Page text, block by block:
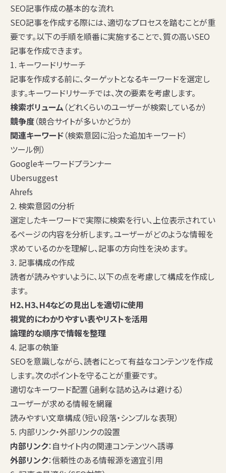
SEO記事作成の基本的な流れ
SEO記事を作成する際には、適切なプロセスを踏むことが重
要です。以下の手順を順番に実施することで、質の高いSEO
記事を作成できます。
1. キーワードリサーチ
記事を作成する前に、ターゲットとなるキーワードを選定し
ます。キーワードリサーチでは、次の要素を考慮します。
検索ボリューム （どれくらいのユーザーが検索しているか）
競争度（競合サイトが多いかどうか）
関連キーワード（検索意図に沿った追加キーワード）
ツール例）
Googleキーワードプランナー
Ubersuggest
Ahrefs
2. 検索意図の分析
選定したキーワードで実際に検索を行い、上位表示されてい
るページの内容を分析します。ユーザーがどのような情報を
求めているのかを理解し、記事の方向性を決めます。
3. 記事構成の作成
読者が読みやすいように、以下の点を考慮して構成を作成し
ます。
H2、H3、H4などの見出しを適切に使用
視覚的にわかりやすい表やリストを活用
論理的な順序で情報を整理
4. 記事の執筆
SEOを意識しながら、読者にとって有益なコンテンツを作成
します。次のポイントを守ることが重要です。
適切なキーワード配置（過剰な詰め込みは避ける）
ユーザーが求める情報を網羅
読みやすい文章構成（短い段落・シンプルな表現）
5. 内部リンク・外部リンクの設置
内部リンク：自サイト内の関連コンテンツへ誘導
外部リンク：信頼性のある情報源を適宜引用